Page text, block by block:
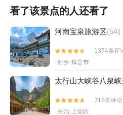
看了该景点的人还看了
河南宝泉旅游区(5A)


1374条评
新乡·辉县市
太行山大峡谷八泉峡


312条评论
长治·上党区